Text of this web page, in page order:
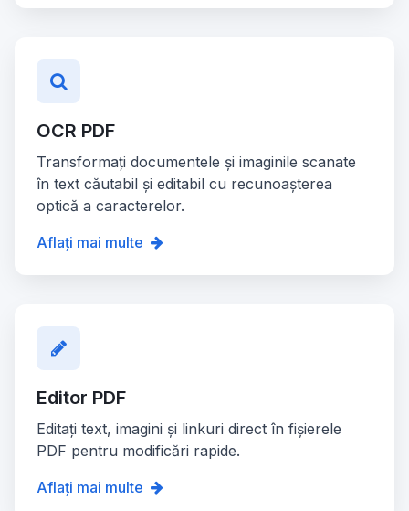
OCR PDF
Transformați documentele și imaginile scanate
în text căutabil și editabil cu recunoașterea
optică a caracterelor.
Aflați mai multe
Editor PDF
Editați text, imagini și linkuri direct în fișierele
PDF pentru modificări rapide.
Aflați mai multe